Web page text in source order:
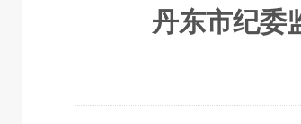
丹东市纪委